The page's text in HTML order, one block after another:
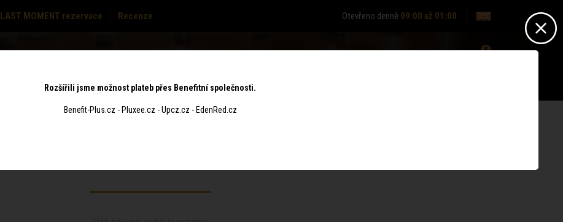
LAST MOMENT rezervace Recenze Otevřeno denně 09:00 až 01:00
Rozšířili jsme možnost plateb přes Benefitní společnosti.
Benefit-Plus.cz - Pluxee.cz - Upcz.cz - EdenRed.cz